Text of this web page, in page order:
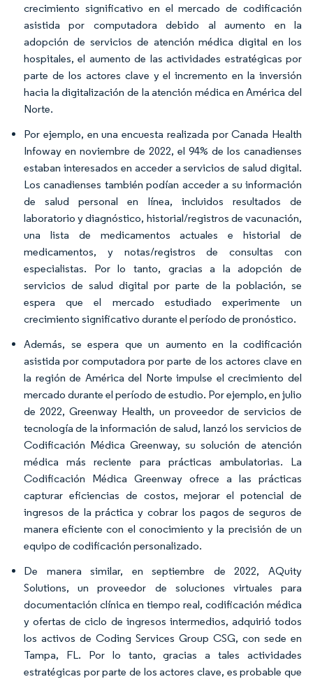
crecimiento significativo en el mercado de codificación
asistida por computadora debido al aumento en la
adopción de servicios de atención médica digital en los
hospitales, el aumento de las actividades estratégicas por
parte de los actores clave y el incremento en la inversión
hacia la digitalización de la atención médica en América del
Norte.
Por ejemplo, en una encuesta realizada por Canada Health
Infoway en noviembre de 2022, el 94% de los canadienses
estaban interesados en acceder a servicios de salud digital.
Los canadienses también podían acceder a su información
de salud personal en línea, incluidos resultados de
laboratorio y diagnóstico, historial/registros de vacunación,
una lista de medicamentos actuales e historial de
medicamentos, y notas/registros de consultas con
especialistas. Por lo tanto, gracias a la adopción de
servicios de salud digital por parte de la población, se
espera que el mercado estudiado experimente un
crecimiento significativo durante el período de pronóstico.
Además, se espera que un aumento en la codificación
asistida por computadora por parte de los actores clave en
la región de América del Norte impulse el crecimiento del
mercado durante el período de estudio. Por ejemplo, en julio
de 2022, Greenway Health, un proveedor de servicios de
tecnología de la información de salud, lanzó los servicios de
Codificación Médica Greenway, su solución de atención
médica más reciente para prácticas ambulatorias. La
Codificación Médica Greenway ofrece a las prácticas
capturar eficiencias de costos, mejorar el potencial de
ingresos de la práctica y cobrar los pagos de seguros de
manera eficiente con el conocimiento y la precisión de un
equipo de codificación personalizado.
De manera similar, en septiembre de 2022, AQuity
Solutions, un proveedor de soluciones virtuales para
documentación clínica en tiempo real, codificación médica
y ofertas de ciclo de ingresos intermedios, adquirió todos
los activos de Coding Services Group CSG, con sede en
Tampa, FL. Por lo tanto, gracias a tales actividades
estratégicas por parte de los actores clave, es probable que